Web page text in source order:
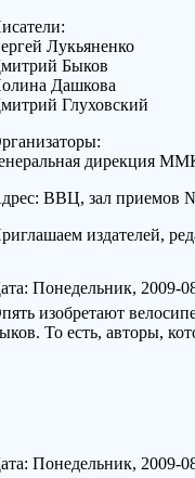
Лукьяненко
Быков
Дашкова
Глуховский
дирекция
ВВЦ, зал приемов
издателей,
Понедельник, 2009-
изобретают
То есть, авторы,
Понедельник, 2009-